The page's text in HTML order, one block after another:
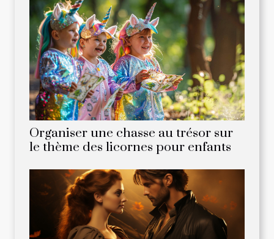
Organiser une chasse au trésor sur
le thème des licornes pour enfants